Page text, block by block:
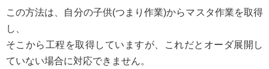
この方法は、自分の子供(つまり作業)からマスタ作業を取得
し、
そこから工程を取得していますが、これだとオーダ展開し
ていない場合に対応できません。